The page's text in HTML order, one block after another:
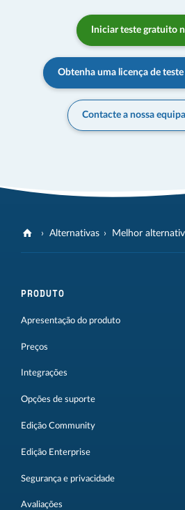
Iniciar teste gratuito
Obtenha uma licença de
Contacte a nossa
Alternativas Melhor
PRODUTO
Apresentação do produto
Preços
Integrações
Opções de suporte
Edição Community
Edição Enterprise
Segurança e privacidade
Avaliações